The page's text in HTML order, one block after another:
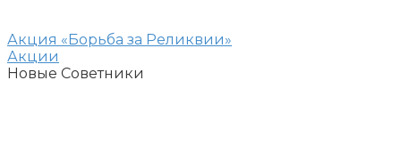
Акция «Борьба за Реликвии»
Акции
Новые Советники